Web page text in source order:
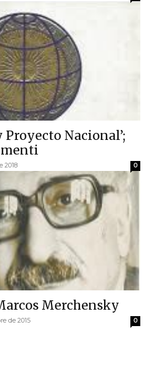
Nacional’;
2018 0
Merchensky
de 2015 0